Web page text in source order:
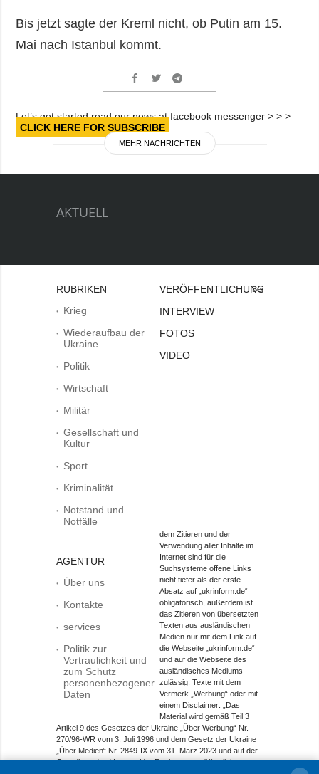
Bis jetzt sagte der Kreml nicht, ob Putin am 15.
Mai nach Istanbul kommt.
Let’s get started read our news at facebook messenger > > >
CLICK HERE FOR SUBSCRIBE
MEHR NACHRICHTEN
AKTUELL
RUBRIKEN
Krieg
Wiederaufbau der
Ukraine
Politik
Wirtschaft
Militär
Gesellschaft und
Kultur
Sport
Kriminalität
Notstand und
Notfälle
AGENTUR
Über uns
Kontakte
services
Politik zur
Vertraulichkeit und
zum Schutz
personenbezogener
Daten
VERÖFFENTLICHUNGEN
INTERVIEW
FOTOS
VIDEO
Bei
dem Zitieren und der
Verwendung aller Inhalte im
Internet sind für die
Suchsysteme offene Links
nicht tiefer als der erste
Absatz auf „ukrinform.de“
obligatorisch, außerdem ist
das Zitieren von übersetzten
Texten aus ausländischen
Medien nur mit dem Link auf
die Webseite „ukrinform.de“
und auf die Webseite des
ausländisches Mediums
zulässig. Texte mit dem
Vermerk „Werbung“ oder mit
einem Disclaimer: „Das
Material wird gemäß Teil 3
Artikel 9 des Gesetzes der Ukraine „Über Werbung“ Nr.
270/96-WR vom 3. Juli 1996 und dem Gesetz der Ukraine
„Über Medien“ Nr. 2849-IX vom 31. März 2023 und auf der
Grundlage des Vertrags/der Rechnung veröffentlicht.